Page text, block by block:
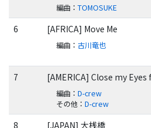
編曲 ：TOMOSUKE
6 [AFRICA] Move Me
編曲 ： 古川竜也
7 [AMERICA] Close my Eyes
編曲 ：D-crew
その他 ：D-crew
8 [JAPAN] 大桟橋